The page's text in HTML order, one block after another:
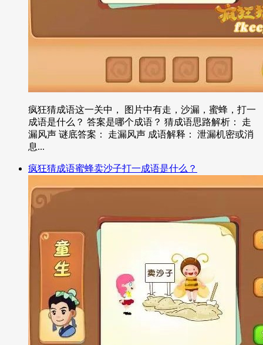
疯狂猜成语这一关中， 图片中有走，沙漏，蜜蜂，打一
成语是什么？ 答案是哪个成语？ 猜成语思路解析： 走
漏风声 谜底答案： 走漏风声 成语解释： 泄漏机密或消
息...
疯狂猜成语蜜蜂卖沙子打一成语是什么？